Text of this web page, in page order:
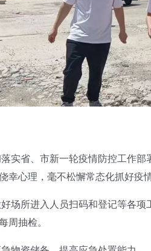
省、市新一轮疫情防控工作部
幸心理，毫不松懈常态化抓好疫
所进入人员扫码和登记等各项
周抽检。